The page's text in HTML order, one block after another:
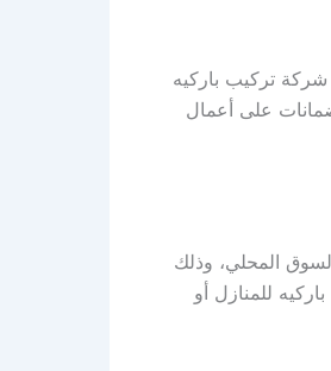
شركة تركيب باركيه
على أعمال
المحلي، وذلك
للمنازل أو